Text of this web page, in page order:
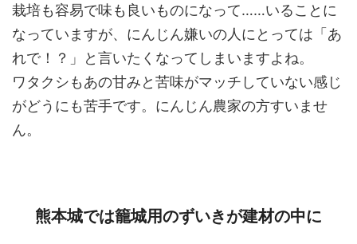
栽培も容易で味も良いものになって……いることに
なっていますが、にんじん嫌いの人にとっては「あ
れで！？」と言いたくなってしまいますよね。
ワタクシもあの甘みと苦味がマッチしていない感じ
がどうにも苦手です。にんじん農家の方すいませ
ん。
熊本城では籠城用のずいきが建材の中に